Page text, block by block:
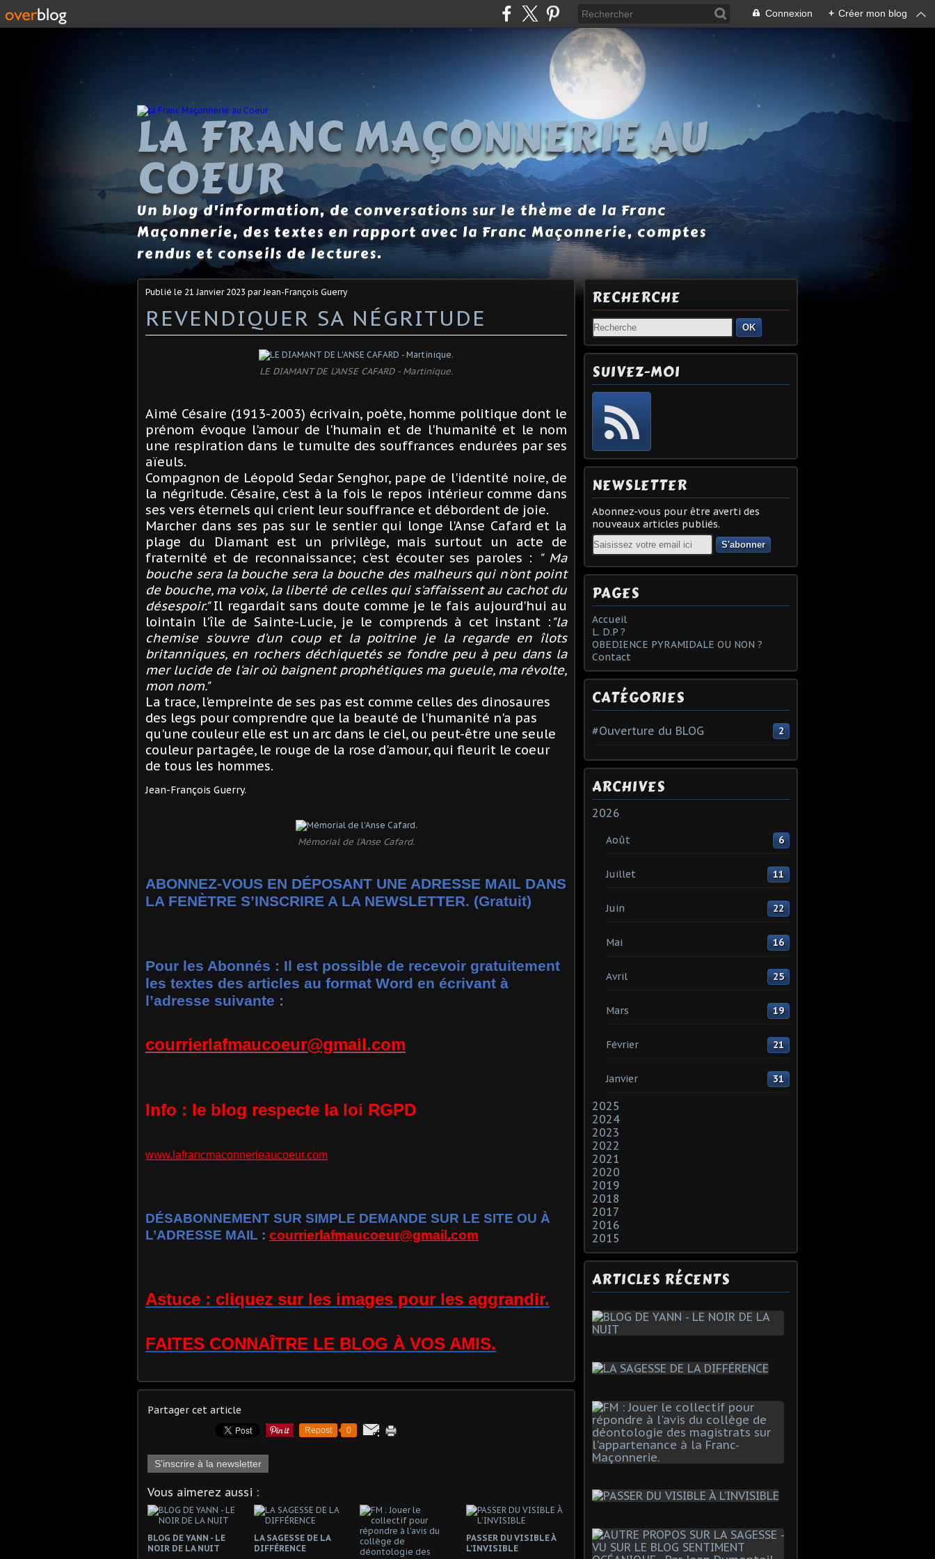
Connexion + Créer mon blog
LA FRANC MAÇONNERIE AU
COEUR
Un blog d'information, de conversations sur le thème de la Franc
Maçonnerie, des textes en rapport avec la Franc Maçonnerie, comptes
rendus et conseils de lectures.
Publié le 21 Janvier 2023 par Jean-François Guerry
REVENDIQUER SA NÉGRITUDE
LE DIAMANT DE L'ANSE CAFARD - Martinique.
Aimé Césaire (1913-2003) écrivain, poète, homme politique dont le
prénom évoque l'amour de l'humain et de l'humanité et le nom
une respiration dans le tumulte des souffrances endurées par ses
aïeuls.
Compagnon de Léopold Sedar Senghor, pape de l'identité noire, de
la négritude. Césaire, c'est à la fois le repos intérieur comme dans
ses vers éternels qui crient leur souffrance et débordent de joie.
Marcher dans ses pas sur le sentier qui longe l'Anse Cafard et la
plage du Diamant est un privilège, mais surtout un acte de
fraternité et de reconnaissance; c'est écouter ses paroles :
" Ma
bouche sera la bouche sera la bouche des malheurs qui n'ont point
de bouche, ma voix, la liberté de celles qui s'affaissent au cachot du
désespoir."Il regardait sans doute comme je le fais aujourd'hui au
lointain l'île de Sainte-Lucie, je le comprends à cet instant : "la
chemise s'ouvre d'un coup et la poitrine je la regarde en îlots
britanniques, en rochers déchiquetés se fondre peu à peu dans la
mer lucide de l'air où baignent prophétiques ma gueule, ma révolte,
mon nom."
La trace, l'empreinte de ses pas est comme celles des dinosaures
des legs pour comprendre que la beauté de l'humanité n'a pas
qu'une couleur elle est un arc dans le ciel, ou peut-être une seule
couleur partagée, le rouge de la rose d'amour, qui fleurit le coeur
de tous les hommes.
Jean-François Guerry.
Mémorial de l'Anse Cafard.
ABONNEZ-VOUS EN DÉPOSANT UNE ADRESSE MAIL DANS
LA FENÈTRE S’INSCRIRE A LA NEWSLETTER. (Gratuit)
Pour les Abonnés : Il est possible de recevoir gratuitement
les textes des articles au format Word en écrivant à
l’adresse suivante :
courrierlafmaucoeur@gmail.com
Info : le blog respecte la loi RGPD
www.lafrancmaconnerieaucoeur.com
DÉSABONNEMENT SUR SIMPLE DEMANDE SUR LE SITE OU À
L’ADRESSE MAIL : courrierlafmaucoeur@gmail.com
Astuce : cliquez sur les images pour les aggrandir.
FAITES CONNAÎTRE LE BLOG À VOS AMIS.
Partager cet article
Repost 0
S'inscrire à la newsletter
Vous aimerez aussi :
BLOG DE YANN - LE
NOIR DE LA NUIT
LA SAGESSE DE LA
DIFFÉRENCE
PASSER DU VISIBLE À
L’INVISIBLE
RECHERCHE
OK
SUIVEZ-MOI
NEWSLETTER
Abonnez-vous pour être averti des
nouveaux articles publiés.
Email
PAGES
Accueil
L. D.P ?
OBEDIENCE PYRAMIDALE OU NON ?
Contact
CATÉGORIES
#Ouverture du BLOG 2
ARCHIVES
2026
Août 6
Juillet 11
Juin 22
Mai 16
Avril 25
Mars 19
Février 21
Janvier 31
2025
2024
2023
2022
2021
2020
2019
2018
2017
2016
2015
ARTICLES RÉCENTS